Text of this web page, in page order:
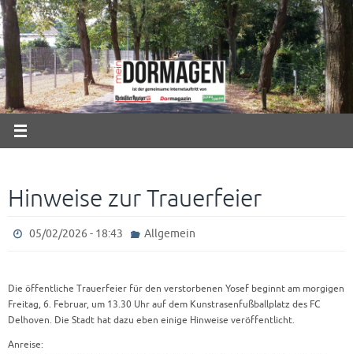
Zum
Inhalt
springen
Hinweise zur Trauerfeier
05/02/2026 - 18:43 Allgemein
Die öffentliche Trauerfeier für den verstorbenen Yosef beginnt am morgigen
Freitag, 6. Februar, um 13.30 Uhr auf dem Kunstrasenfußballplatz des FC
Delhoven. Die Stadt hat dazu eben einige Hinweise veröffentlicht.
Anreise: